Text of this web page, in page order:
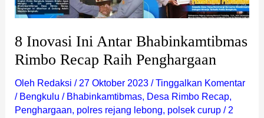
8 Inovasi Ini Antar Bhabinkamtibmas
Rimbo Recap Raih Penghargaan
Oleh Redaksi / 27 Oktober 2023 /Tinggalkan Komentar
/ Bengkulu / Bhabinkamtibmas, Desa Rimbo Recap,
Penghargaan, polres rejang lebong, polsek curup/ 2